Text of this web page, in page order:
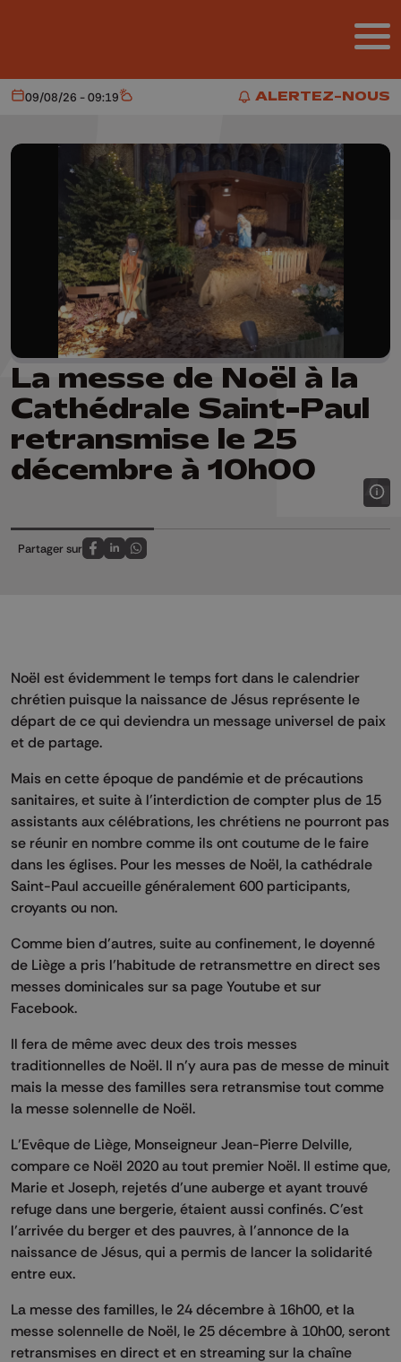
ALERTEZ-NOUS
ALERTEZ-NOUS
Aujourd'hui
09/08/26 - 09:19 Météo
La messe de Noël à la
Cathédrale Saint-Paul
retransmise le 25
décembre à 10h00
Partager sur
Partagez sur FaceBook
Partagez sur LinkedIn
Partagez sur Whatsapp
Noël est évidemment le temps fort dans le calendrier
chrétien puisque la naissance de Jésus représente le
départ de ce qui deviendra un message universel de paix
et de partage.
Mais en cette époque de pandémie et de précautions
sanitaires, et suite à l’interdiction de compter plus de 15
assistants aux célébrations, les chrétiens ne pourront pas
se réunir en nombre comme ils ont coutume de le faire
dans les églises. Pour les messes de Noël, la cathédrale
Saint-Paul accueille généralement 600 participants,
croyants ou non.
Comme bien d’autres, suite au confinement, le doyenné
de Liège a pris l’habitude de retransmettre en direct ses
messes dominicales sur sa page Youtube et sur
Facebook.
Il fera de même avec deux des trois messes
traditionnelles de Noël. Il n’y aura pas de messe de minuit
mais la messe des familles sera retransmise tout comme
la messe solennelle de Noël.
L’Evêque de Liège, Monseigneur Jean-Pierre Delville,
compare ce Noël 2020 au tout premier Noël. Il estime que,
Marie et Joseph, rejetés d’une auberge et ayant trouvé
refuge dans une bergerie, étaient aussi confinés. C’est
l’arrivée du berger et des pauvres, à l’annonce de la
naissance de Jésus, qui a permis de lancer la solidarité
entre eux.
La messe des familles, le 24 décembre à 16h00, et la
messe solennelle de Noël, le 25 décembre à 10h00, seront
retransmises en direct et en streaming sur la chaîne